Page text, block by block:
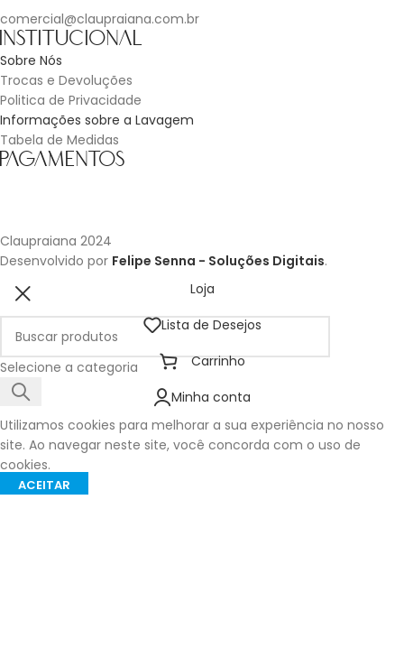
comercial@claupraiana.com.br
Institucional
Sobre Nós
Trocas e Devoluções
Politica de Privacidade
Informações sobre a Lavagem
Tabela de Medidas
Pagamentos
Claupraiana 2024
Desenvolvido por Felipe Senna - Soluções Digitais.
Selecione a categoria
Loja
Lista de Desejos
Carrinho
Minha conta
Utilizamos cookies para melhorar a sua experiência no nosso
site. Ao navegar neste site, você concorda com o uso de
cookies.
ACEITAR